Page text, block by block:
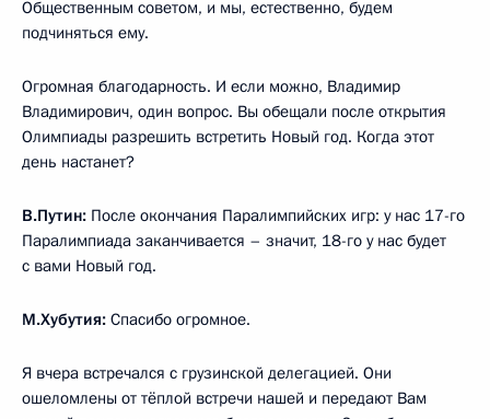
Общественным советом, и мы, естественно, будем
подчиняться ему.
Огромная благодарность. И если можно, Владимир
Владимирович, один вопрос. Вы обещали после открытия
Олимпиады разрешить встретить Новый год. Когда этот
день настанет?
В.Путин: После окончания Паралимпийских игр: у нас 17-го
Паралимпиада заканчивается – значит, 18-го у нас будет
с вами Новый год.
М.Хубутия: Спасибо огромное.
Я вчера встречался с грузинской делегацией. Они
ошеломлены от тёплой встречи нашей и передают Вам